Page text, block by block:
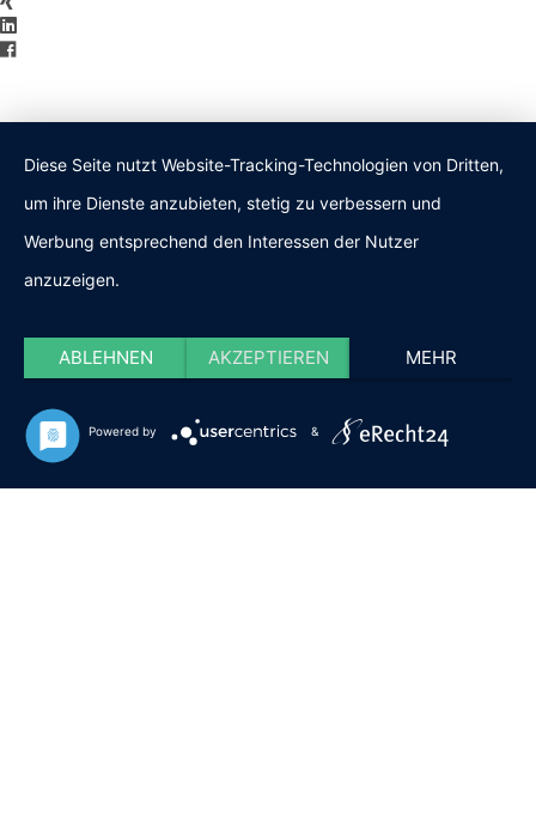
Diese Seite nutzt Website-Tracking-Technologien von Dritten,
um ihre Dienste anzubieten, stetig zu verbessern und
Werbung entsprechend den Interessen der Nutzer
anzuzeigen.
ABLEHNEN AKZEPTIEREN MEHR
Powered by &